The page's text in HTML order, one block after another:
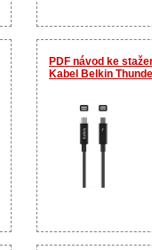
PDF návod ke
Kabel Belkin